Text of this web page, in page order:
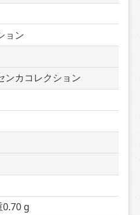
ョン
ンカコレクション
g